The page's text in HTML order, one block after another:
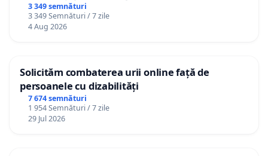
3 349 semnături
3 349 Semnături / 7 zile
4 Aug 2026
Solicităm combaterea urii online față de
persoanele cu dizabilități
7 674 semnături
1 954 Semnături / 7 zile
29 Jul 2026